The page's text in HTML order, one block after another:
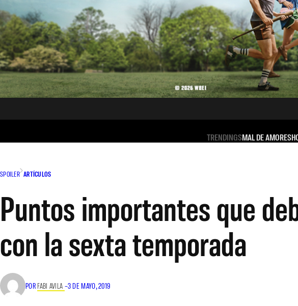
TRENDINGSMAL DE AMORES
SPOILER ARTÍCULOS
Puntos importantes que
con la sexta temporada
POR FABI AVILA –3 DE MAYO, 2019